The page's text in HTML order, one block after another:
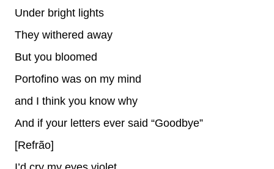
Under bright lights
They withered away
But you bloomed
Portofino was on my mind
and I think you know why
And if your letters ever said “Goodbye”
[Refrão]